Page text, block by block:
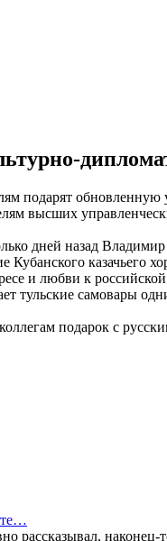
подарят
высших
дней назад
казачьего
и любви к
тульские самовары
подарок с
рассказывал,